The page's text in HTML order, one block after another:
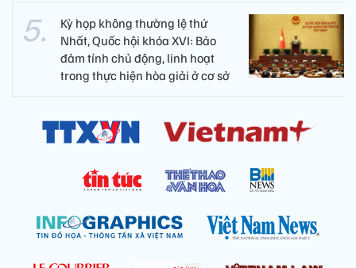
Kỳ họp không thường lệ thứ
Nhất, Quốc hội khóa XVI: Bảo
đảm tính chủ động, linh hoạt
trong thực hiện hòa giải ở cơ sở